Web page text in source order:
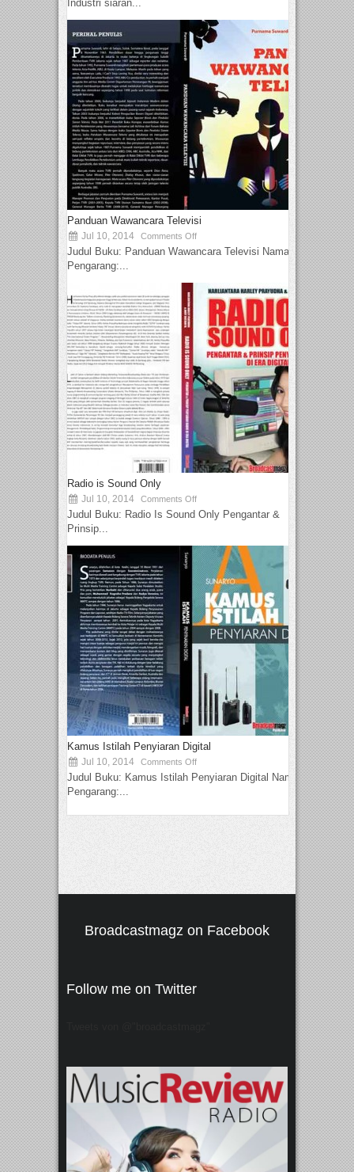
Industri siaran...
Panduan Wawancara Televisi
Jul 10, 2014 Comments Off
Judul Buku: Panduan Wawancara Televisi Nama
Pengarang:...
Radio is Sound Only
Jul 10, 2014 Comments Off
Judul Buku: Radio Is Sound Only Pengantar &
Prinsip...
Kamus Istilah Penyiaran Digital
Jul 10, 2014 Comments Off
Judul Buku: Kamus Istilah Penyiaran Digital Nama
Pengarang:...
Broadcastmagz on Facebook
Follow me on Twitter